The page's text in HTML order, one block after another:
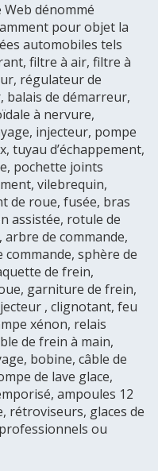
Web dénommé
pour objet la
automobiles tels
filtre à air, filtre à
régulateur de
balais de démarreur,
à nervure,
injecteur, pompe
tuyau d’échappement,
pochette joints
vilebrequin,
de roue, fusée, bras
assistée, rotule de
de commande,
sphère de
de frein,
garniture de frein,
, clignotant, feu
xénon, relais
de frein à main,
bobine, câble de
de lave glace,
ampoules 12
rétroviseurs, glaces de
ou